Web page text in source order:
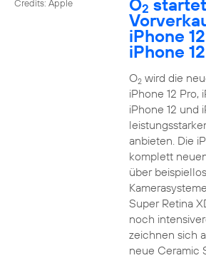
Credits: Apple O2
iPhone
iPhone 12
O2wird die
iPhone 12 Pro,
iPhone 12 und
anbieten. Die
komplett
über
Super Retina
noch
zeichnen sich
neue Ceramic